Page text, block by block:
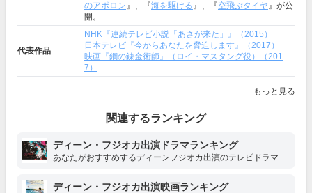
のアポロン』、『海を駆ける』、『空飛ぶタイヤ』が公
開。
代表作品
NHK『連続テレビ小説「あさが来た」』（2015）
日本テレビ『今からあなたを脅迫します』（2017）
映画『鋼の錬金術師』（ロイ・マスタング役）（201
7）
もっと見る
関連するランキング
ディーン・フジオカ出演ドラマランキング
あなたがおすすめするディーンフジオカ出演のテレビドラマは？
ディーン・フジオカ出演映画ランキング